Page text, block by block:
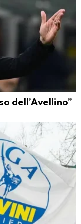
dell’Avellino”